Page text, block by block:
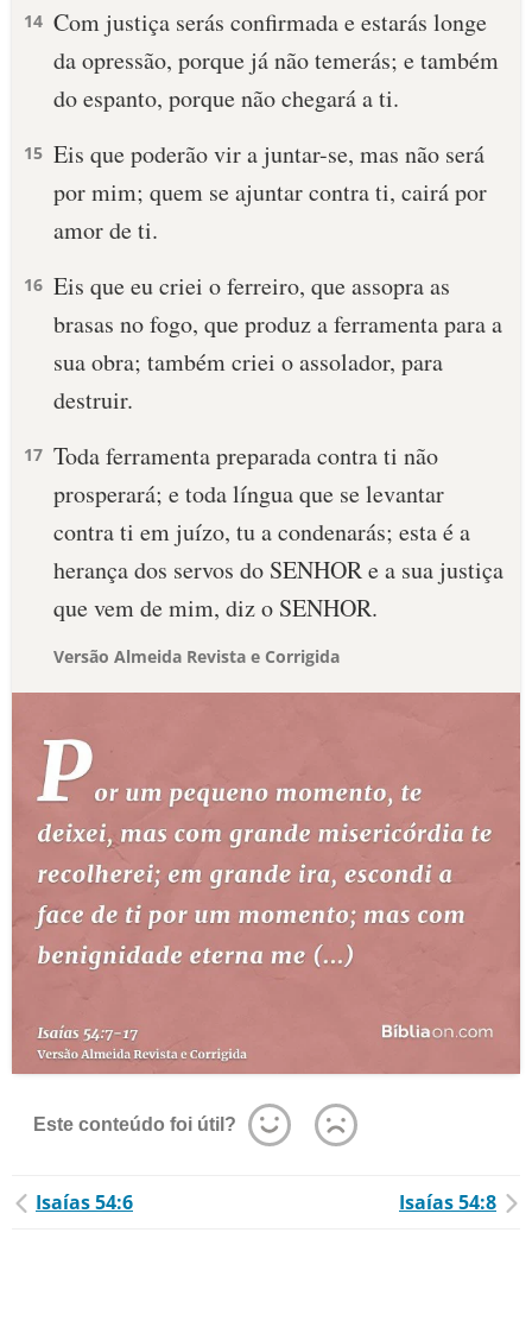
14 Com justiça serás confirmada e estarás longe
da opressão, porque já não temerás; e também
do espanto, porque não chegará a ti.
15 Eis que poderão vir a juntar-se, mas não será
por mim; quem se ajuntar contra ti, cairá por
amor de ti.
16 Eis que eu criei o ferreiro, que assopra as
brasas no fogo, que produz a ferramenta para a
sua obra; também criei o assolador, para
destruir.
17 Toda ferramenta preparada contra ti não
prosperará; e toda língua que se levantar
contra ti em juízo, tu a condenarás; esta é a
herança dos servos do SENHOR e a sua justiça
que vem de mim, diz o SENHOR.
Versão Almeida Revista e Corrigida
Este conteúdo foi útil?
Isaías 54:6 Isaías 54:8